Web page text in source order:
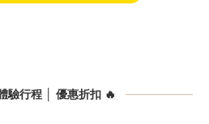
驗行程 │ 優惠折扣 🔥